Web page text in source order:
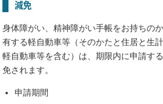
減免
身体障がい、精神障がい手帳をお持ちの
有する軽自動車等（そのかたと住居と生
軽自動車等を含む）は、期限内に申請す
免されます。
申請期間